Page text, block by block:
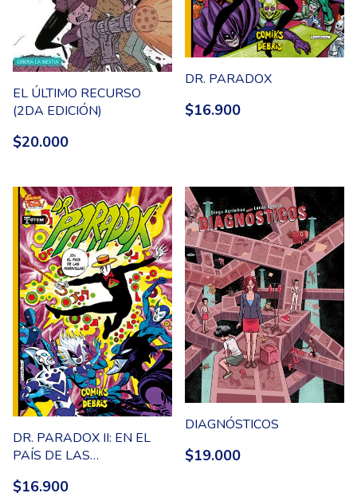
EL ÚLTIMO RECURSO
(2DA EDICIÓN)
$20.000
DR. PARADOX
$16.900
DR. PARADOX II: EN EL
PAÍS DE LAS
$16.900
DIAGNÓSTICOS
$19.000